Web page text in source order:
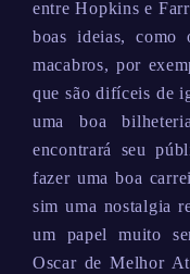
entre Hopkins e
boas ideias,
macabros, por
que são difíceis de
uma boa
encontrará seu
fazer uma boa
sim uma nostalgia
um papel muito
Oscar de Melhor